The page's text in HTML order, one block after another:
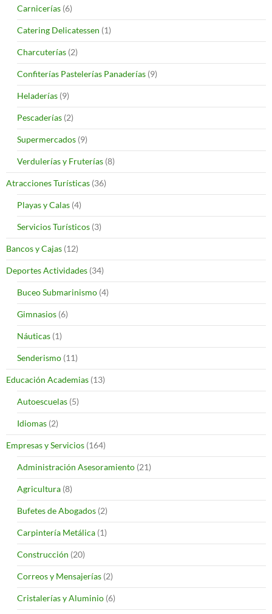
Carnicerías (6)
Catering Delicatessen (1)
Charcuterías (2)
Confiterías Pastelerías Panaderías (9)
Heladerías (9)
Pescaderías (2)
Supermercados (9)
Verdulerías y Fruterías (8)
Atracciones Turísticas (36)
Playas y Calas (4)
Servicios Turísticos (3)
Bancos y Cajas (12)
Deportes Actividades (34)
Buceo Submarinismo (4)
Gimnasios (6)
Náuticas (1)
Senderismo (11)
Educación Academias (13)
Autoescuelas (5)
Idiomas (2)
Empresas y Servicios (164)
Administración Asesoramiento (21)
Agricultura (8)
Bufetes de Abogados (2)
Carpintería Metálica (1)
Construcción (20)
Correos y Mensajerías (2)
Cristalerías y Aluminio (6)